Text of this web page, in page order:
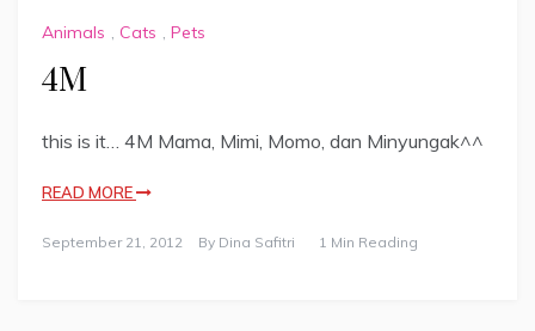
Animals , Cats , Pets
4M
this is it… 4M Mama, Mimi, Momo, dan Minyungak^^
READ MORE
September 21, 2012 By Dina Safitri 1 Min Reading